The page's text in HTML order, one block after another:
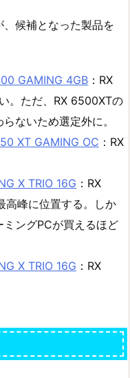
候補となった製品を
GAMING 4GB ：RX
。ただ、RX 6500XTの
ないため選定外に。
XT GAMING OC ：RX
X TRIO 16G ：RX
高峰に位置する。しか
ングPCが買えるほど
X TRIO 16G ：RX